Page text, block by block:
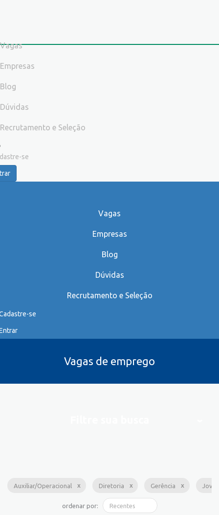
Vagas
Empresas
Blog
Dúvidas
Recrutamento e Seleção
se
Vagas
Empresas
Blog
Dúvidas
Recrutamento e Seleção
se
Vagas de emprego
Auxiliar/Operacional Diretoria Gerência
ordenar por: